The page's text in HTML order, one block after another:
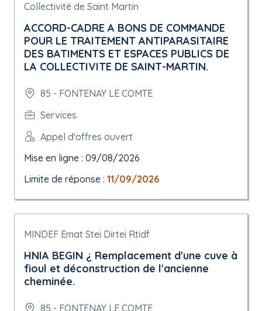
Collectivité de Saint Martin
ACCORD-CADRE A BONS DE COMMANDE
POUR LE TRAITEMENT ANTIPARASITAIRE
DES BATIMENTS ET ESPACES PUBLICS DE
LA COLLECTIVITE DE SAINT-MARTIN.
85 - FONTENAY LE COMTE
Services
Appel d'offres ouvert
Mise en ligne : 09/08/2026
Limite de réponse : 11/09/2026
MINDEF Emat Stei Dirtei Rtidf
HNIA BEGIN ¿ Remplacement d'une cuve à
fioul et déconstruction de l'ancienne
cheminée.
85 - FONTENAY LE COMTE